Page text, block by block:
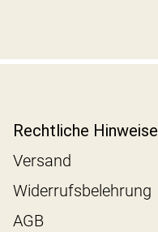
Rechtliche Hinweise
Versand
Widerrufsbelehrung
AGB